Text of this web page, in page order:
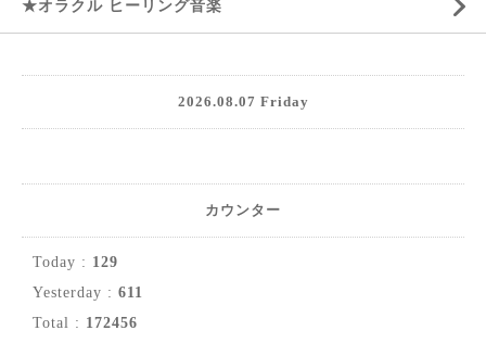
★オラクル ヒーリング音楽
2026.08.07 Friday
カウンター
Today : 129
Yesterday : 611
Total : 172456